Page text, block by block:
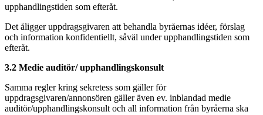
upphandlingstiden som efteråt.
Det åligger uppdragsgivaren att behandla byråernas idéer, förslag
och information konfidentiellt, såväl under upphandlingstiden som
efteråt.
3.2 Medie auditör/ upphandlingskonsult
Samma regler kring sekretess som gäller för
uppdragsgivaren/annonsören gäller även ev. inblandad medie
auditör/upphandlingskonsult och all information från byråerna ska